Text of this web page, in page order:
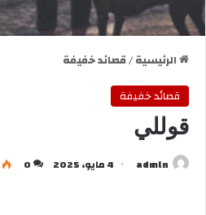
الرئيسية/قصائد خفيفة
قصائد خفيفة
قوللي
admln 4 مايو، 2025 0